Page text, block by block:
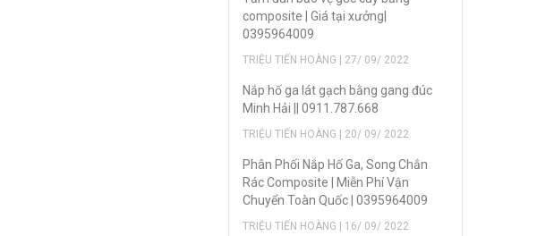
composite | Giá tại xưởng|
0395964009
TRIỆU TIẾN HOÀNG | 27/ 09/ 2022
Nắp hố ga lát gạch bằng gang đúc
Minh Hải || 0911.787.668
TRIỆU TIẾN HOÀNG | 20/ 09/ 2022
Phân Phối Nắp Hố Ga, Song Chắn
Rác Composite | Miễn Phí Vận
Chuyển Toàn Quốc | 0395964009
TRIỆU TIẾN HOÀNG | 16/ 09/ 2022